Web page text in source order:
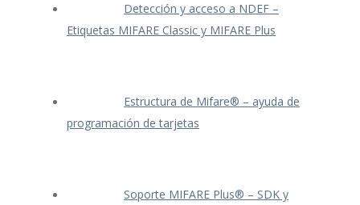
Detección y acceso a NDEF –
Etiquetas MIFARE Classic y MIFARE Plus
Estructura de Mifare® – ayuda de
programación de tarjetas
Soporte MIFARE Plus® – SDK y